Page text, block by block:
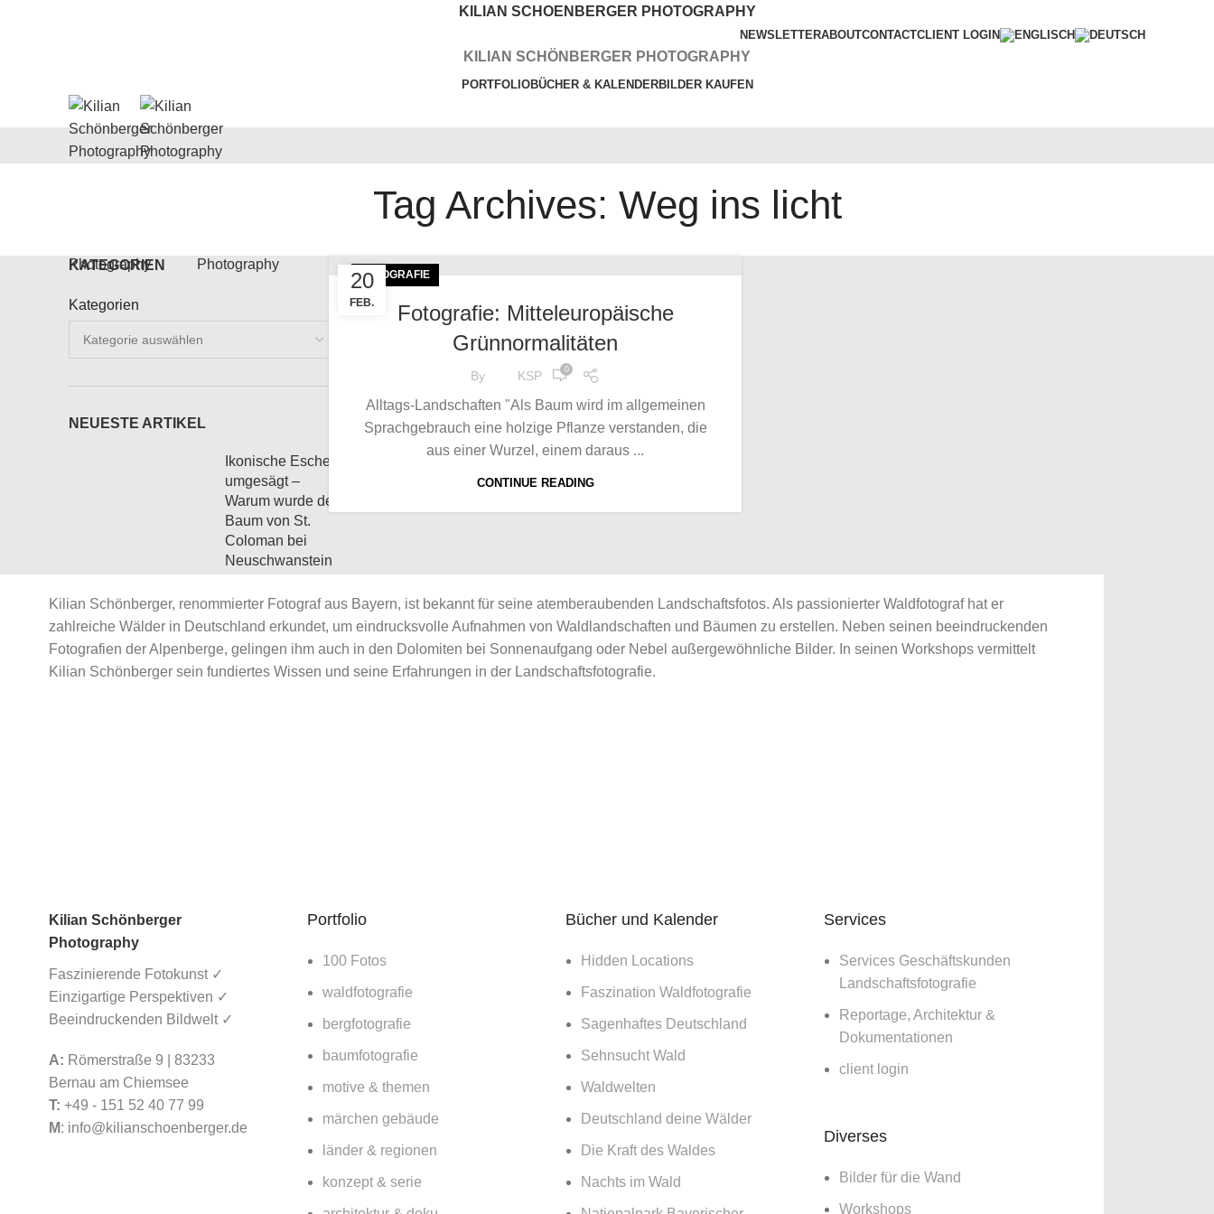
KILIAN SCHOENBERGER PHOTOGRAPHY
NEWSLETTERABOUTCONTACTCLIENT LOGIN
KILIAN SCHÖNBERGER PHOTOGRAPHY
PORTFOLIOBÜCHER & KALENDERBILDER KAUFEN
Tag Archives: Weg ins licht
20
FEB.
FOTOGRAFIE
Fotografie: Mitteleuropäische
Grünnormalitäten
By KSP 0
Alltags-Landschaften "Als Baum wird im allgemeinen
Sprachgebrauch eine holzige Pflanze verstanden, die
aus einer Wurzel, einem daraus ...
CONTINUE READING
KATEGORIEN
Kategorien
NEUESTE ARTIKEL
Ikonische Esche
umgesägt –
Warum wurde der
Baum von St.
Coloman bei
Neuschwanstein
21. März 2026
No Comments
Waldfotografie im
16. März 2026
No Comments
für Fotografen
Kilian Schönberger, renommierter Fotograf aus Bayern, ist bekannt für seine atemberaubenden Landschaftsfotos. Als passionierter Waldfotograf hat er
zahlreiche Wälder in Deutschland erkundet, um eindrucksvolle Aufnahmen von Waldlandschaften und Bäumen zu erstellen. Neben seinen beeindruckenden
Fotografien der Alpenberge, gelingen ihm auch in den Dolomiten bei Sonnenaufgang oder Nebel außergewöhnliche Bilder. In seinen Workshops vermittelt
Kilian Schönberger sein fundiertes Wissen und seine Erfahrungen in der Landschaftsfotografie.
Kilian Schönberger
Photography
Faszinierende Fotokunst ✓
Einzigartige Perspektiven ✓
Beeindruckenden Bildwelt ✓
A: Römerstraße 9 | 83233
Bernau am Chiemsee
T: +49 - 151 52 40 77 99
M: info@kilianschoenberger.de
Portfolio
100 Fotos
waldfotografie
bergfotografie
baumfotografie
motive & themen
märchen gebäude
länder & regionen
konzept & serie
Bücher und Kalender
Hidden Locations
Faszination Waldfotografie
Sagenhaftes Deutschland
Sehnsucht Wald
Waldwelten
Deutschland deine Wälder
Die Kraft des Waldes
Nachts im Wald
Services
Services Geschäftskunden
Landschaftsfotografie
Reportage, Architektur &
Dokumentationen
client login
Diverses
Bilder für die Wand
Workshops